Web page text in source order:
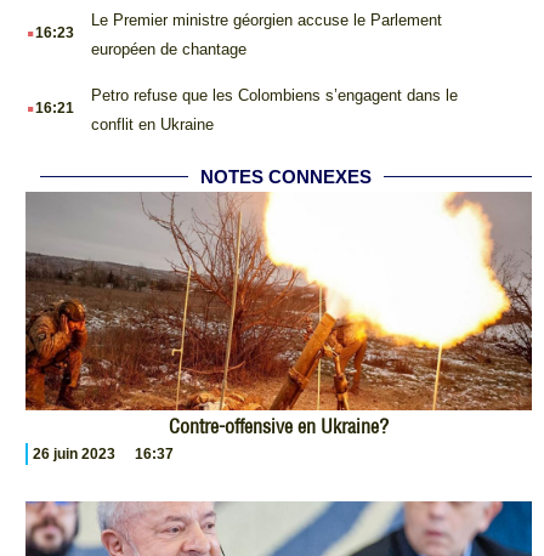
.16:23
Le Premier ministre géorgien accuse le Parlement
européen de chantage
.16:21
Petro refuse que les Colombiens s’engagent dans le
conflit en Ukraine
NOTES CONNEXES
Contre-offensive en Ukraine?
26 juin 2023 16:37